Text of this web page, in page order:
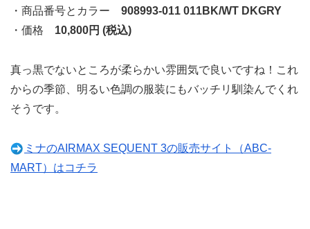
・商品番号とカラー 908993-011 011BK/WT DKGRY
・価格 10,800円 (税込)
真っ黒でないところが柔らかい雰囲気で良いですね！これ
からの季節、明るい色調の服装にもバッチリ馴染んでくれ
そうです。
ミナのAIRMAX SEQUENT 3の販売サイト（ABC-
MART）はコチラ